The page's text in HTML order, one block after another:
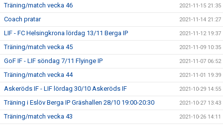
Träning/match vecka 46 2021-11-15 21:35
Coach pratar 2021-11-14 21:27
LIF - FC Helsingkrona lördag 13/11 Berga IP 2021-11-12 19:37
Träning/match vecka 45 2021-11-09 10:35
GoF IF - LIF söndag 7/11 Flyinge IP 2021-11-07 06:52
Träning/match vecka 44 2021-11-01 19:39
Askeröds IF - LIF lördag 30/10 Askeröds IF 2021-10-29 14:55
Träning i Eslöv Berga IP Gräshallen 28/10 19:00-20:30 2021-10-27 13:43
Träning/match vecka 43 2021-10-26 14:11